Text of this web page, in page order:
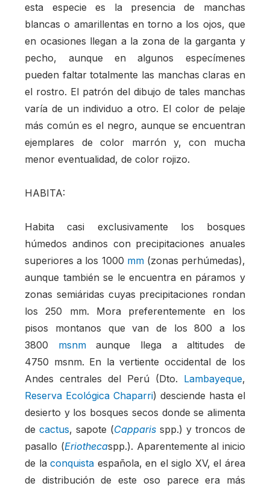
esta especie es la presencia de manchas
blancas o amarillentas en torno a los ojos, que
en ocasiones llegan a la zona de la garganta y
pecho, aunque en algunos especímenes
pueden faltar totalmente las manchas claras en
el rostro. El patrón del dibujo de tales manchas
varía de un individuo a otro. El color de pelaje
más común es el negro, aunque se encuentran
ejemplares de color marrón y, con mucha
menor eventualidad, de color rojizo.
HABITA:
Habita casi exclusivamente los bosques
húmedos andinos con precipitaciones anuales
superiores a los 1000 mm(zonas perhúmedas),
aunque también se le encuentra en páramos y
zonas semiáridas cuyas precipitaciones rondan
los 250 mm. Mora preferentemente en los
pisos montanos que van de los 800 a los
3800 msnmaunque llega a altitudes de
4750 msnm. En la vertiente occidental de los
Andes centrales del Perú (Dto. Lambayeque,
Reserva Ecológica Chaparri) desciende hasta el
desierto y los bosques secos donde se alimenta
decactus, sapote (Capparis spp.) y troncos de
pasallo (Eriothecaspp.). Aparentemente al inicio
de laconquista española, en el siglo XV, el área
de distribución de este oso parece era más